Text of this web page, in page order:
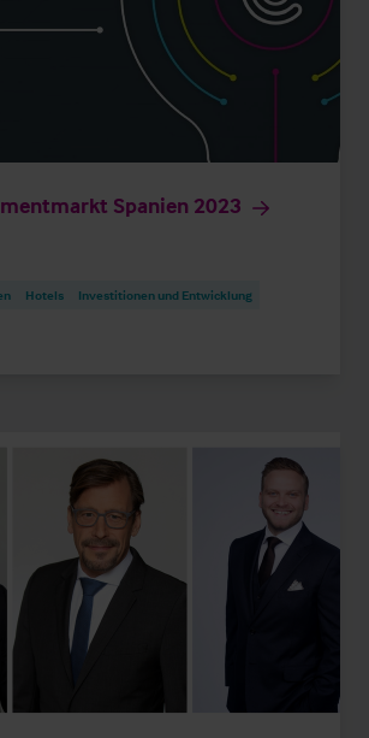
Spanien 2023
Hotels
Investitionen und Entwicklung